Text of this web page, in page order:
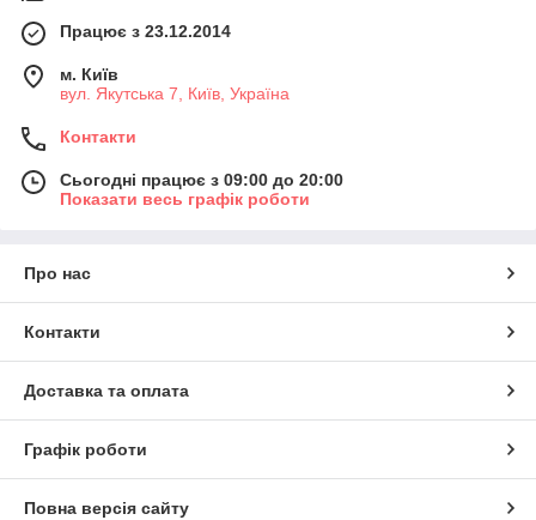
Працює з 23.12.2014
м. Київ
вул. Якутська 7, Київ, Україна
Контакти
Сьогодні працює з 09:00 до 20:00
Показати весь графік роботи
Про нас
Контакти
Доставка та оплата
Графік роботи
Повна версія сайту